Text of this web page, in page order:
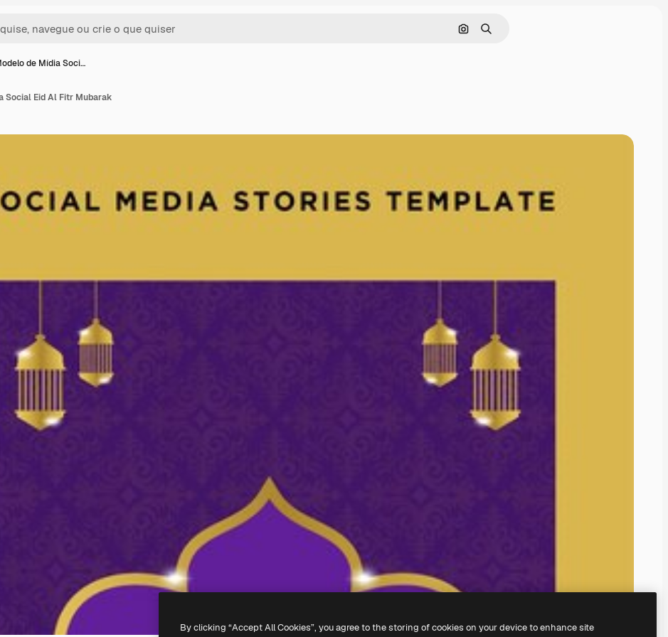
Pesquisar por imagem
Buscar
de Mídia Soci…
Social Eid Al Fitr Mubarak
By clicking “Accept All Cookies”, you agree to the storing of cookies on your device to enhance site